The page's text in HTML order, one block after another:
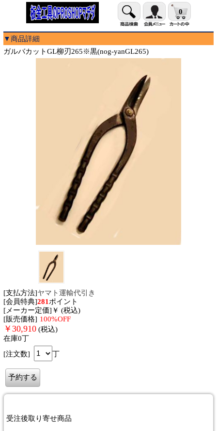
0
▼商品詳細
ガルバカットGL柳刃265※黒(nog-yanGL265)
[支払方法]ヤマト運輸代引き
[会員特典]281 ポイント
[メーカー定価]￥ (税込)
[販売価格] 100%OFF
￥ 30,910 (税込)
在庫0丁
[注文数]
丁
受注後取り寄せ商品